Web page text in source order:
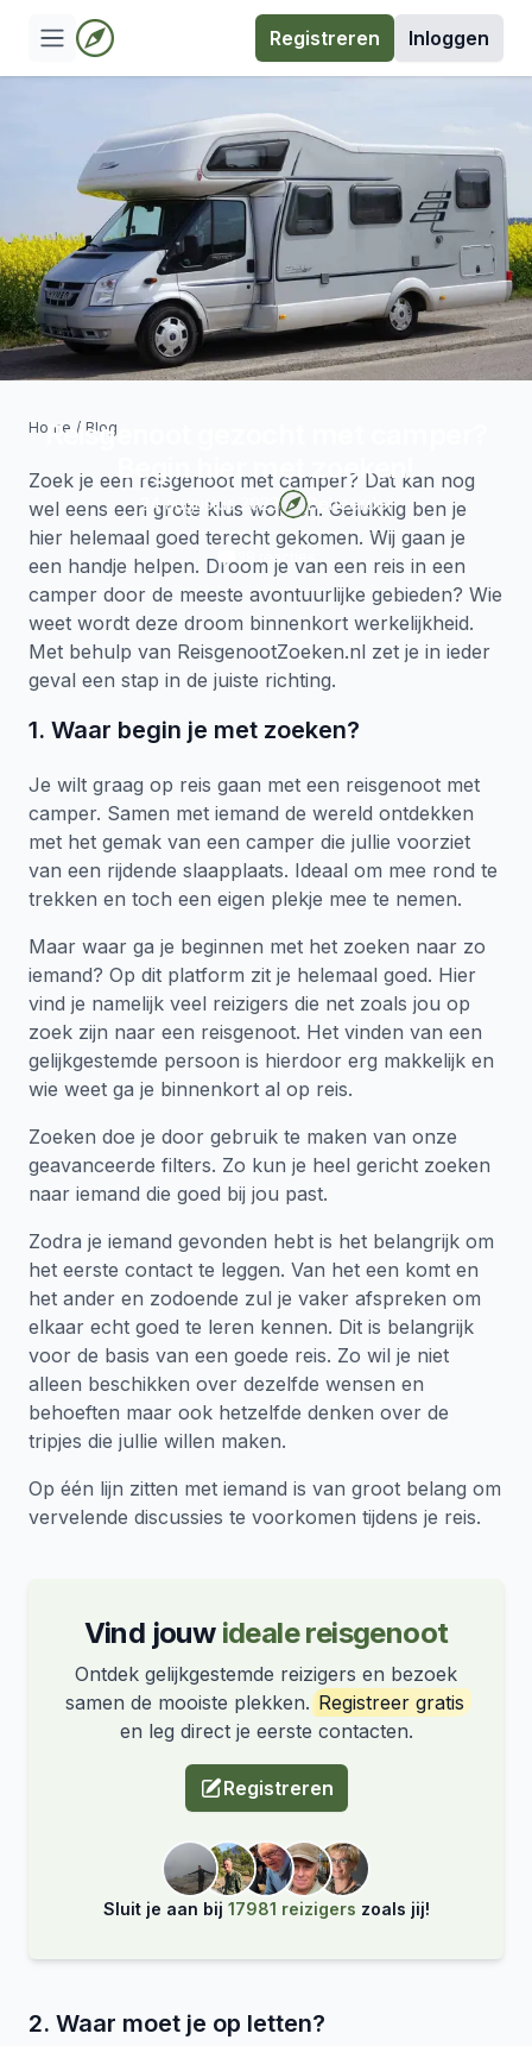
Registreren Inloggen
Reisgenoot gezocht met camper?
Begin hier met zoeken!
24 augustus 2023 Beheerder
reacties
Home / Blog
Zoek je een reisgenoot met camper? Dat kan nog
wel eens een grote klus worden. Gelukkig ben je
hier helemaal goed terecht gekomen. Wij gaan je
een handje helpen. Droom je van een reis in een
camper door de meeste avontuurlijke gebieden? Wie
weet wordt deze droom binnenkort werkelijkheid.
Met behulp van ReisgenootZoeken.nl zet je in ieder
geval een stap in de juiste richting.
1. Waar begin je met zoeken?
Je wilt graag op reis gaan met een reisgenoot met
camper. Samen met iemand de wereld ontdekken
met het gemak van een camper die jullie voorziet
van een rijdende slaapplaats. Ideaal om mee rond te
trekken en toch een eigen plekje mee te nemen.
Maar waar ga je beginnen met het zoeken naar zo
iemand? Op dit platform zit je helemaal goed. Hier
vind je namelijk veel reizigers die net zoals jou op
zoek zijn naar een reisgenoot. Het vinden van een
gelijkgestemde persoon is hierdoor erg makkelijk en
wie weet ga je binnenkort al op reis.
Zoeken doe je door gebruik te maken van onze
geavanceerde filters. Zo kun je heel gericht zoeken
naar iemand die goed bij jou past.
Zodra je iemand gevonden hebt is het belangrijk om
het eerste contact te leggen. Van het een komt en
het ander en zodoende zul je vaker afspreken om
elkaar echt goed te leren kennen. Dit is belangrijk
voor de basis van een goede reis. Zo wil je niet
alleen beschikken over dezelfde wensen en
behoeften maar ook hetzelfde denken over de
tripjes die jullie willen maken.
Op één lijn zitten met iemand is van groot belang om
vervelende discussies te voorkomen tijdens je reis.
Vind jouw ideale reisgenoot
Ontdek gelijkgestemde reizigers en bezoek
samen de mooiste plekken. Registreer gratis
en leg direct je eerste contacten.
Registreren
Sluit je aan bij 17981 reizigers zoals jij!
2. Waar moet je op letten?